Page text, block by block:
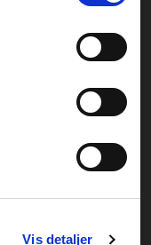
Vis detaljer